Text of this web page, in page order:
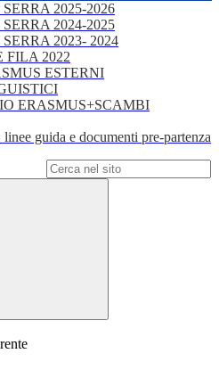
2025-2026
2024-2025
2023- 2024
FILA 2022
ESTERNI
ERASMUS+SCAMBI
guida e documenti pre-partenza